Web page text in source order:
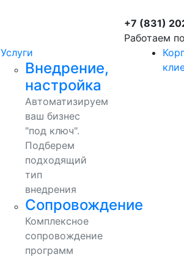
+7 (831)
Работаем
Услуги
Внедрение,
настройка
Автоматизируем
ваш бизнес
"под ключ".
Подберем
подходящий
тип
внедрения
Сопровождение
Комплексное
сопровождение
программ